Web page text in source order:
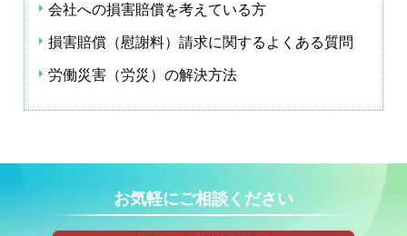
会社への損害賠償を考えている方
損害賠償（慰謝料）請求に関するよくある質問
労働災害（労災）の解決方法
お気軽にご相談ください